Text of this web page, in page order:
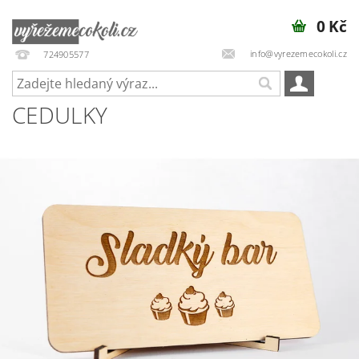
724905577 info@vyrezemecokoli.cz
0 Kč
CEDULKY